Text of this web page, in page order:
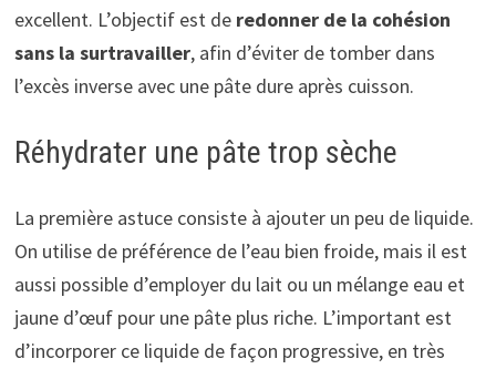
excellent. L’objectif est de redonner de la cohésion
sans la surtravailler, afin d’éviter de tomber dans
l’excès inverse avec une pâte dure après cuisson.
Réhydrater une pâte trop sèche
La première astuce consiste à ajouter un peu de liquide.
On utilise de préférence de l’eau bien froide, mais il est
aussi possible d’employer du lait ou un mélange eau et
jaune d’œuf pour une pâte plus riche. L’important est
d’incorporer ce liquide de façon progressive, en très